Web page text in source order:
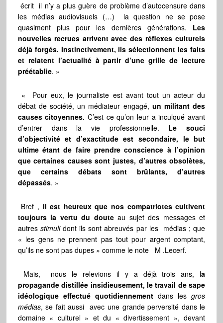
écrit il n’y a plus guère de problème d’autocensure dans
les médias audiovisuels (…) la question ne se pose
quasiment plus pour les dernières générations. Les
nouvelles recrues arrivent avec des réflexes culturels
déjà forgés. Instinctivement, ils sélectionnent les faits
et relatent l’actualité à partir d’une grille de lecture
préétablie. »
« Pour eux, le journaliste est avant tout un acteur du
débat de société, un médiateur engagé, un militant des
causes citoyennes. C’est ce qu’on leur a inculqué avant
d’entrer dans la vie professionnelle. Le souci
d’objectivité et d’exactitude est secondaire, le but
ultime étant de faire prendre conscience à l’opinion
que certaines causes sont justes, d’autres obsolètes,
que certains débats sont brûlants, d’autres
dépassés. »
Bref , il est heureux que nos compatriotes cultivent
toujours la vertu du douteau sujet des messages et
autres stimulidont ils sont abreuvés par les médias ; que
« les gens ne prennent pas tout pour argent comptant,
qu’ils ne sont pas dupes» comme le note M .Lecerf.
Mais, nous le relevions il y a déjà trois ans, la
propagande distillée insidieusement, le travail de sape
idéologique effectué quotidiennementdans lesgros
médias, se fait aussi avec une grande perversité dans le
domaine « culturel » et du « divertissement », devant